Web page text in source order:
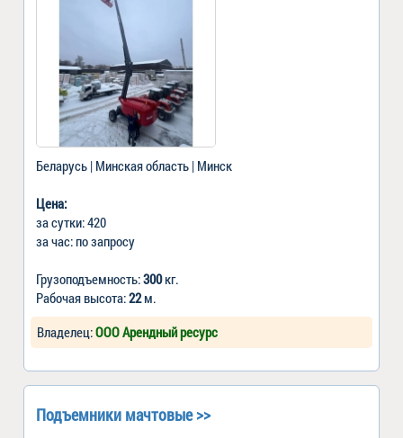
Беларусь | Минская область | Минск
Цена:
за сутки: 420
за час: по запросу
Грузоподъемность:300кг.
Рабочая высота:22м.
Владелец:ООО Арендный ресурс
Подъемники мачтовые >>